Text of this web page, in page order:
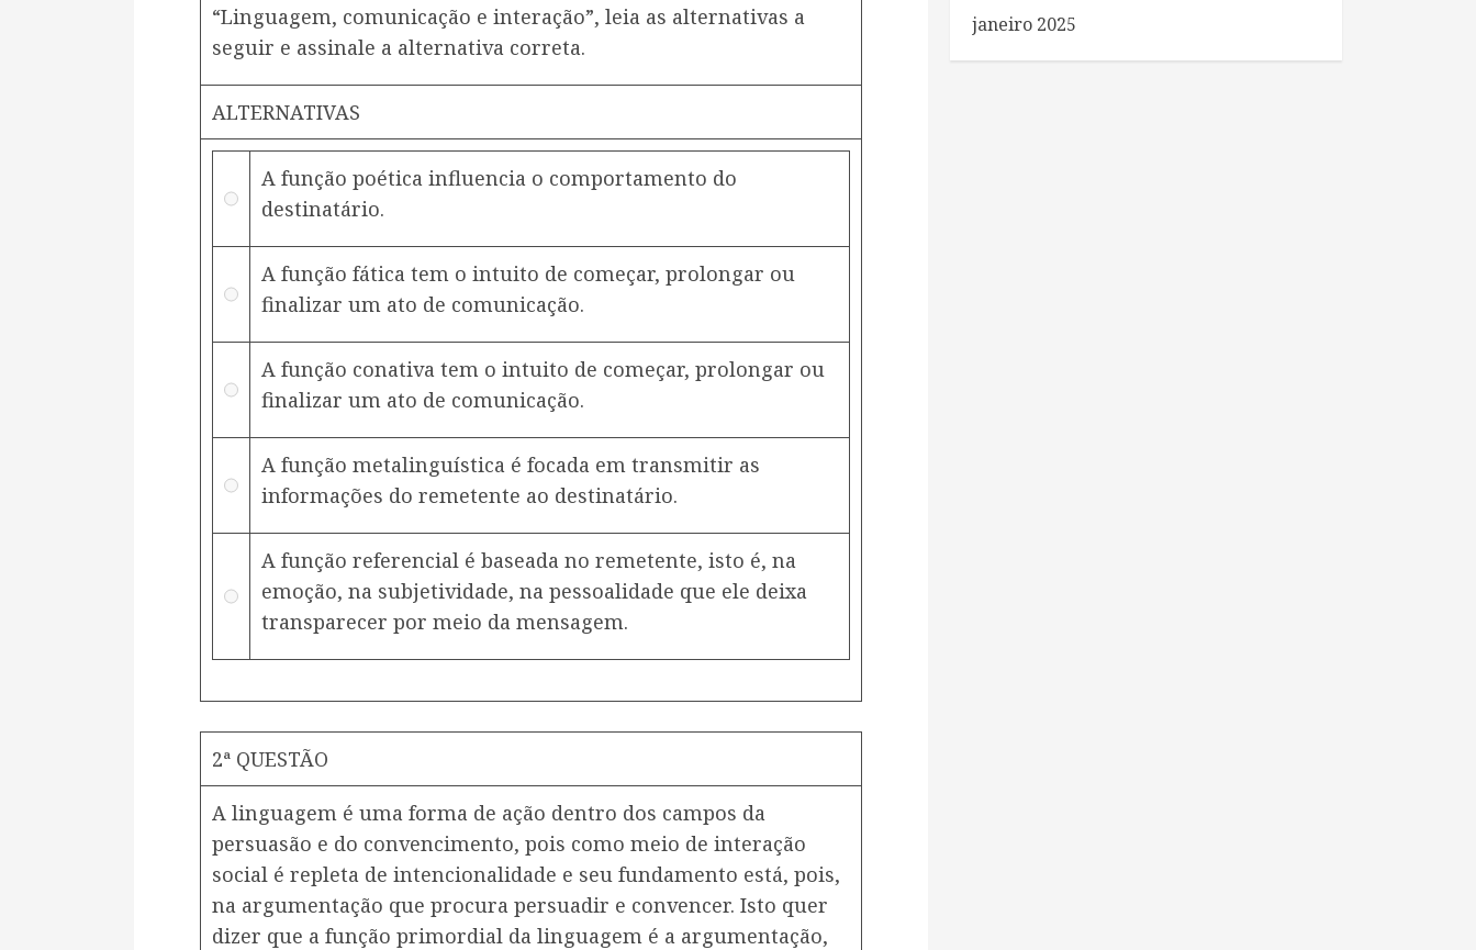
“Linguagem, comunicação e interação”, leia as alternativas a
seguir e assinale a alternativa correta.
ALTERNATIVAS
A função poética influencia o comportamento do
destinatário.
A função fática tem o intuito de começar, prolongar ou
finalizar um ato de comunicação.
A função conativa tem o intuito de começar, prolongar ou
finalizar um ato de comunicação.
A função metalinguística é focada em transmitir as
informações do remetente ao destinatário.
A função referencial é baseada no remetente, isto é, na
emoção, na subjetividade, na pessoalidade que ele deixa
transparecer por meio da mensagem.
2ª QUESTÃO
A linguagem é uma forma de ação dentro dos campos da
persuasão e do convencimento, pois como meio de interação
social é repleta de intencionalidade e seu fundamento está, pois,
na argumentação que procura persuadir e convencer. Isto quer
dizer que a função primordial da linguagem é a argumentação,
janeiro 2025